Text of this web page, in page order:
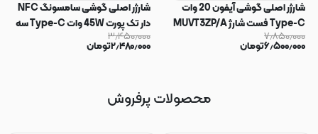
شارژر اصلی گوشی آیفون 20 وات
Type-C فست شارژ MUVT3ZP/A
A2344 C3D سه پین تک پورت رنگ
سفید گارانتی آیفونیتو کد 180876
۷٫۸۵۰٫۰۰۰
۶٫۵۰۰٫۰۰۰تومان
شارژر اصلی گوشی سامسونگ NFC
دار تک پورت 45W وات Type-C سه
پین ویتنام EP-T4510XBEGGB
سوپر فست شارژ رنگ مشکی کد
۳٫۴۵۰٫۰۰۰
۲٫۴۸۰٫۰۰۰تومان
محصولات پرفروش